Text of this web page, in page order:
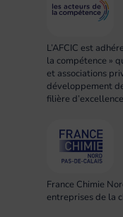
L’AFCIC est
la compétence »
et associations
développement
filière
France Chimie
entreprises de la